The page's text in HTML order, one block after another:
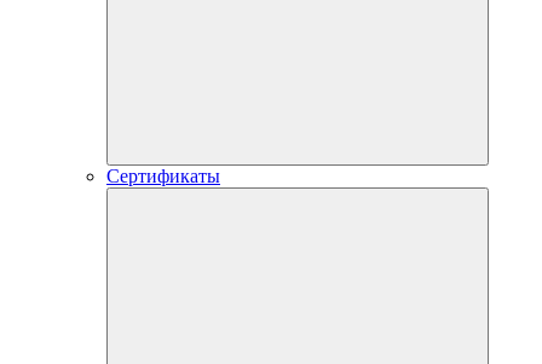
Сертификаты